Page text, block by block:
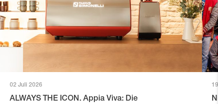
02 Juli 2026
ALWAYS THE ICON. Appia Viva: Die